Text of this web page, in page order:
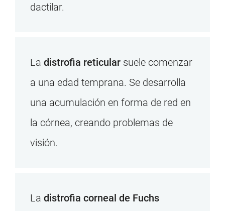
dactilar.
La distrofia reticular suele comenzar
a una edad temprana. Se desarrolla
una acumulación en forma de red en
la córnea, creando problemas de
visión.
La distrofia corneal de Fuchs